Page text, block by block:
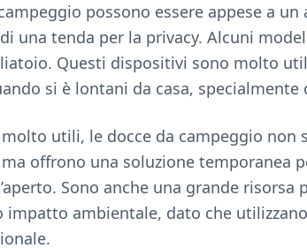
possono essere appese a
una tenda per la privacy. Alcuni
Questi dispositivi sono molto
si è lontani da casa,
molto utili, le docce da campeggio non
offrono una soluzione temporanea
Sono anche una grande
impatto ambientale, dato che